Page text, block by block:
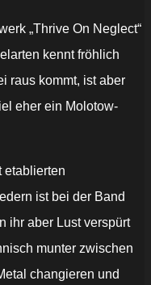
„Thrive On Neglect“
kennt fröhlich
raus kommt, ist aber
eher ein Molotow-
etablierten
ist bei der Band
ihr aber Lust verspürt
munter zwischen
changieren und